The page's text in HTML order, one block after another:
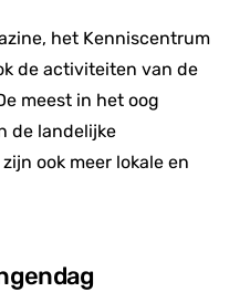
het Kenniscentrum
de activiteiten van de
meest in het oog
de landelijke
ook meer lokale en